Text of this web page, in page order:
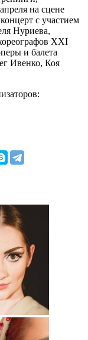
на сцене
с участием
Нуриева,
XXI
и балета
Ивенко, Коя